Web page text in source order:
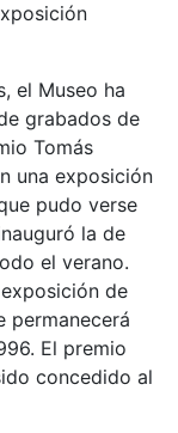
el Museo ha
grabados de
Tomás
una exposición
pudo verse
la de
el verano.
de
permanecerá
El premio
concedido al